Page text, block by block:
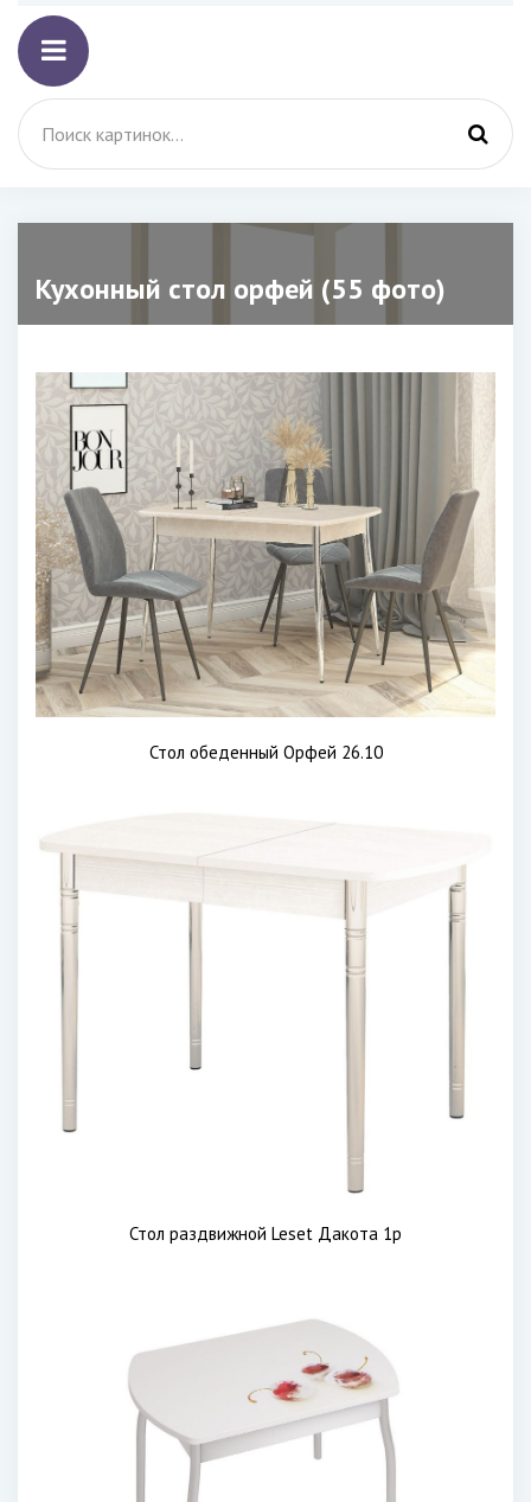
Кухонный стол орфей (55 фото)
Стол обеденный Орфей 26.10
Стол раздвижной Leset Дакота 1р